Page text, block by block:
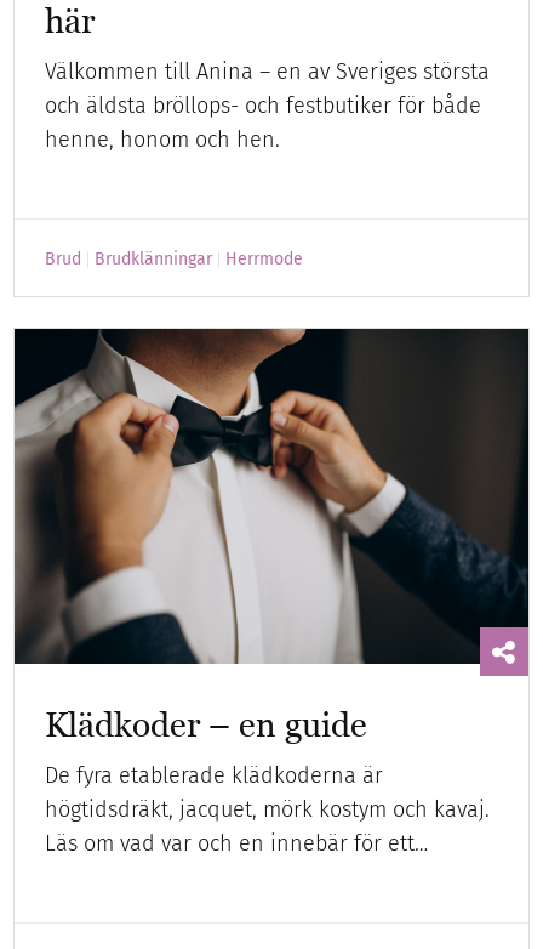
här
Välkommen till Anina – en av Sveriges största
och äldsta bröllops- och festbutiker för både
henne, honom och hen.
Brud Brudklänningar Herrmode
Klädkoder – en guide
De fyra etablerade klädkoderna är
högtidsdräkt, jacquet, mörk kostym och kavaj.
Läs om vad var och en innebär för ett…